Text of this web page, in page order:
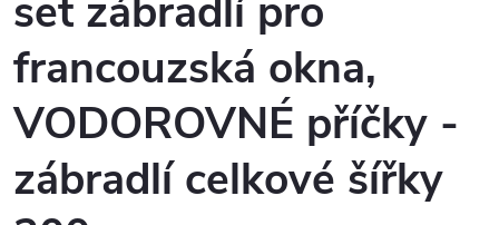
set zábradlí pro
francouzská okna,
VODOROVNÉ příčky -
zábradlí celkové šířky